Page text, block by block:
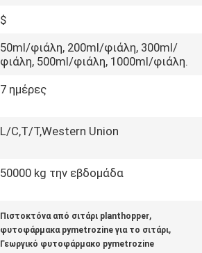
$
50ml/φιάλη, 200ml/φιάλη, 300ml/
φιάλη, 500ml/φιάλη, 1000ml/φιάλη.
7 ημέρες
L/C,T/T,Western Union
50000 kg την εβδομάδα
Πιστοκτόνα από σιτάρι planthopper,
φυτοφάρμακα pymetrozine για το σιτάρι,
Γεωργικό φυτοφάρμακο pymetrozine